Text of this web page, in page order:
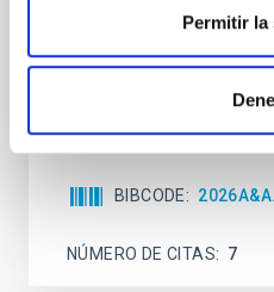
Permitir la
galaxies are redder than
spectroscopy is needed to
BIBCODE
NÚMERO DE CITAS 7